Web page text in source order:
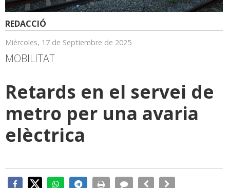
REDACCIÓ
Miércoles, 17 de Septiembre de 2025
MOBILITAT
Retards en el servei de
metro per una avaria
elèctrica